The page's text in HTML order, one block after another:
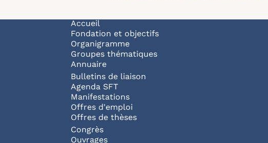
Navigation principale
Accueil
Fondation et objectifs
Organigramme
Groupes thématiques
Annuaire
Bulletins de liaison
Agenda SFT
Manifestations
Offres d'emploi
Offres de thèses
Congrès
Ouvrages